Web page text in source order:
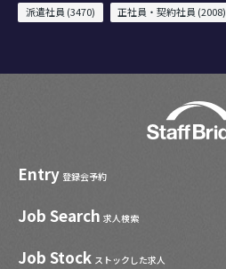
派遣社員 (3470)
正社員・契約社員 (2008)
Entry 登録会予約
Job Search 求人検索
Job Stock ストックした求人